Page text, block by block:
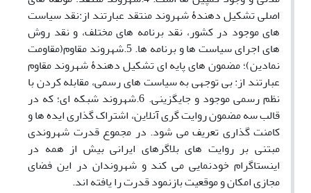
اصلی تشکیل دهندۀ شهروند منتقد عبارتند از:نقد سیاست
های موجود در کشور، نقد برنامه های مختلف، و نقد روش
های اجرای سیاست ها و برنامه ها. 5.شهروند مقاوم(مقاومت
نمادین)؛ مضمون های پایه ای تشکیل دهندۀ شهروند مقاوم
عبارتند از: بی توجهی به سیاست های رسمی، مقابله کردن با
نظم رسمی موجود و جایگزینی. 6.شهروند شبکه ای؛ که در
قالب سه مضمون روایت گری آنلاین، اشتراک گذاری ایده ها و
کامنت گذاری تعریف می شود. در مجموع قدرت شهروندی
مبتنی بر روایت های بلاگرهای ایرانی بیش از همه در
اینستاگرام خودنمایی می کند و شهروندان در این فضای
مجازی امکان و موقعیت بازنمود قدرت را یافته اند.